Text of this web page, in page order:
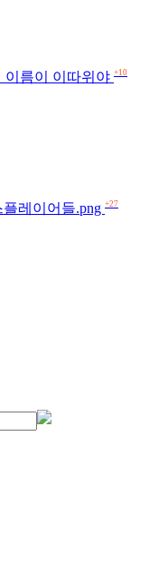
이름이 이따위야 +10
레이어들.png +27